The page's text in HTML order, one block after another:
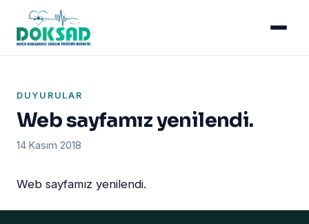
DUYURULAR
Web sayfamız yenilendi.
14 Kasım 2018
Web sayfamız yenilendi.